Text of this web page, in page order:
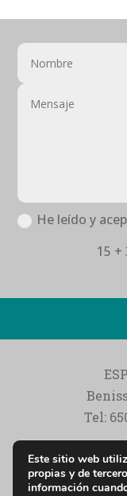
He leído y
15 +
Tel:
Ocio y
Este sitio web
propias y de
información